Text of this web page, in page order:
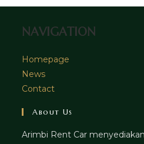
tab
NAVIGATION
Homepage
News
Contact
About Us
Arimbi Rent Car